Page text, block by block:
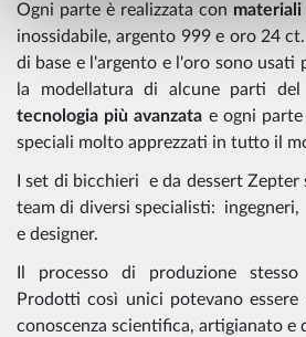
Ogni parte è realizzata con
inossidabile, argento 999 e oro 24
di base e l'argento e l'oro sono usati
la modellatura di alcune parti del
tecnologia più avanzata e ogni
speciali molto apprezzati in tutto il
I set di bicchieri e da dessert
team di diversi specialisti: ingegneri,
e designer.
Il processo di produzione
Prodotti così unici potevano
conoscenza scientifica, artigianato e